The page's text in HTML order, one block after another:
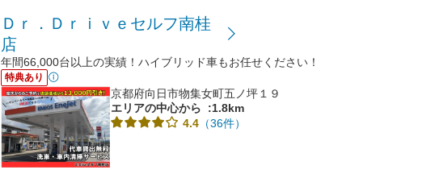
Ｄｒ．Ｄｒｉｖｅセルフ南桂
店
年間66,000台以上の実績！ハイブリッド車もお任せください！
特典あり
京都府向日市物集女町五ノ坪１９
エリアの中心から
:1.8km
4.4 （36件）